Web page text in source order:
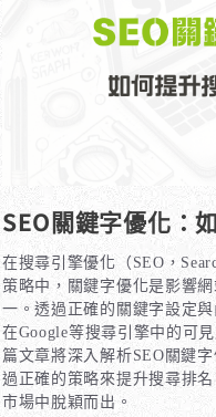
SEO關鍵字優化：
在搜尋引擎優化（SEO，
策略中，關鍵字優化是影響
一。透過正確的關鍵字設定
在Google等搜尋引擎中的可
篇文章將深入解析SEO關鍵
過正確的策略來提升搜尋排
市場中脫穎而出。